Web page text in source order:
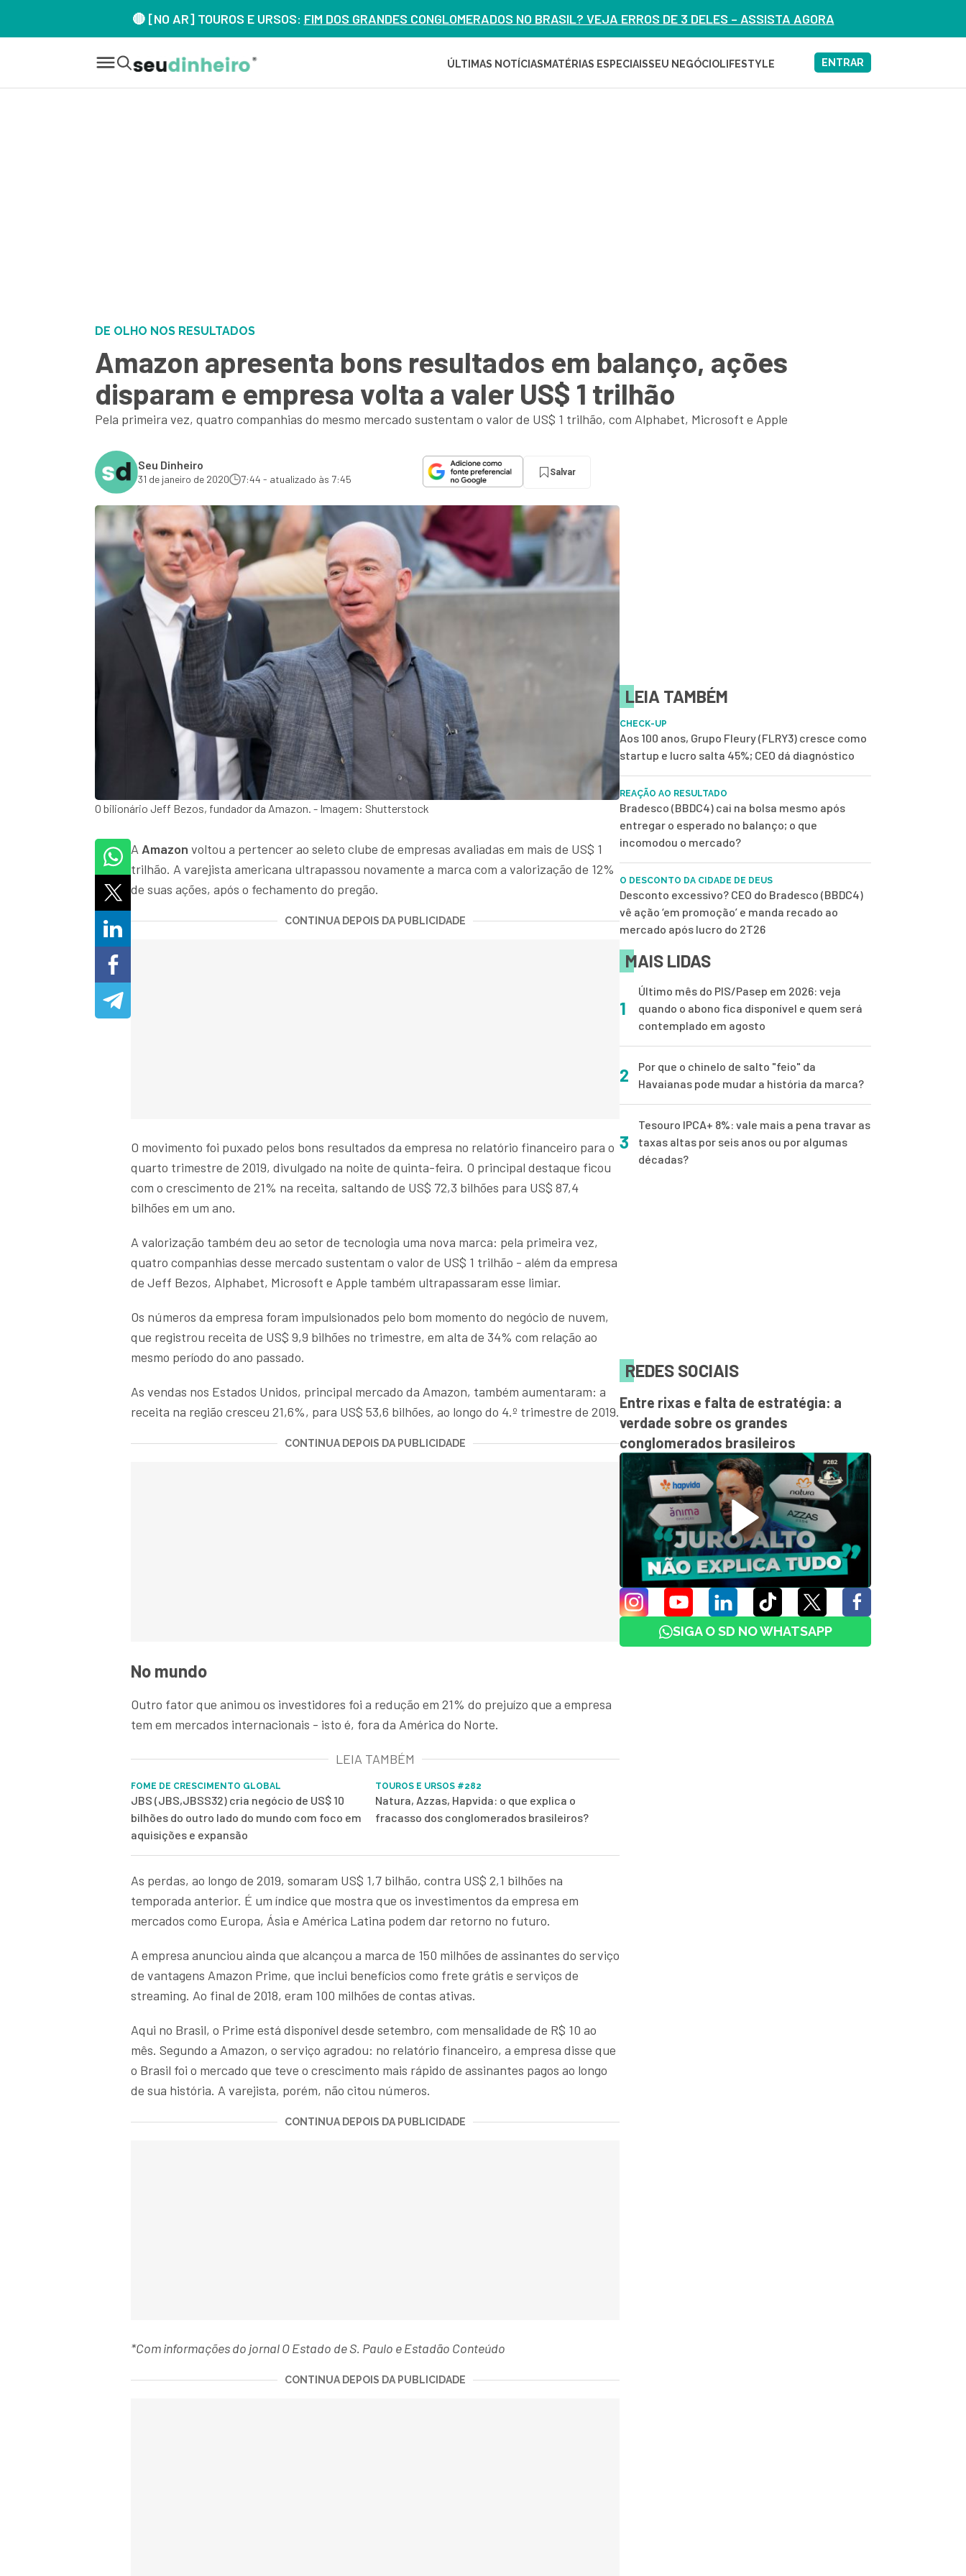
🔴 [NO AR] TOUROS E URSOS: FIM DOS GRANDES CONGLOMERADOS NO BRASIL? VEJA ERROS DE 3 DELES – ASSISTA AGORA
ÚLTIMAS NOTÍCIAS MATÉRIAS ESPECIAISSEU NEGÓCIOLIFESTYLE ENTRAR
DE OLHO NOS RESULTADOS
Amazon apresenta bons resultados em balanço, ações
disparam e empresa volta a valer US$ 1 trilhão
Pela primeira vez, quatro companhias do mesmo mercado sustentam o valor de US$ 1 trilhão, com Alphabet, Microsoft e Apple
Seu Dinheiro
31 de janeiro de 2020 7:44 - atualizado às 7:45
Salvar
O bilionário Jeff Bezos, fundador da Amazon. - Imagem: Shutterstock
AAmazon voltou a pertencer ao seleto clube de empresas avaliadas em mais de US$ 1
trilhão. A varejista americana ultrapassou novamente a marca com a valorização de 12%
de suas ações, após o fechamento do pregão.
CONTINUA DEPOIS DA PUBLICIDADE
O movimento foi puxado pelos bons resultados da empresa no relatório financeiro para o
quarto trimestre de 2019, divulgado na noite de quinta-feira. O principal destaque ficou
com o crescimento de 21% na receita, saltando de US$ 72,3 bilhões para US$ 87,4
bilhões em um ano.
A valorização também deu ao setor de tecnologia uma nova marca: pela primeira vez,
quatro companhias desse mercado sustentam o valor de US$ 1 trilhão - além da empresa
de Jeff Bezos, Alphabet, Microsoft e Apple também ultrapassaram esse limiar.
Os números da empresa foram impulsionados pelo bom momento do negócio de nuvem,
que registrou receita de US$ 9,9 bilhões no trimestre, em alta de 34% com relação ao
mesmo período do ano passado.
As vendas nos Estados Unidos, principal mercado da Amazon, também aumentaram: a
receita na região cresceu 21,6%, para US$ 53,6 bilhões, ao longo do 4.º trimestre de 2019.
CONTINUA DEPOIS DA PUBLICIDADE
No mundo
Outro fator que animou os investidores foi a redução em 21% do prejuízo que a empresa
tem em mercados internacionais - isto é, fora da América do Norte.
LEIA TAMBÉM
FOME DE CRESCIMENTO GLOBAL
JBS (JBS,JBSS32) cria negócio de US$ 10
bilhões do outro lado do mundo com foco em
aquisições e expansão
TOUROS E URSOS #282
Natura, Azzas, Hapvida: o que explica o
fracasso dos conglomerados brasileiros?
As perdas, ao longo de 2019, somaram US$ 1,7 bilhão, contra US$ 2,1 bilhões na
temporada anterior. É um índice que mostra que os investimentos da empresa em
mercados como Europa, Ásia e América Latina podem dar retorno no futuro.
A empresa anunciou ainda que alcançou a marca de 150 milhões de assinantes do serviço
de vantagens Amazon Prime, que inclui benefícios como frete grátis e serviços de
streaming. Ao final de 2018, eram 100 milhões de contas ativas.
Aqui no Brasil, o Prime está disponível desde setembro, com mensalidade de R$ 10 ao
mês. Segundo a Amazon, o serviço agradou: no relatório financeiro, a empresa disse que
o Brasil foi o mercado que teve o crescimento mais rápido de assinantes pagos ao longo
de sua história. A varejista, porém, não citou números.
CONTINUA DEPOIS DA PUBLICIDADE
*Com informações do jornal O Estado de S. Paulo e Estadão Conteúdo
CONTINUA DEPOIS DA PUBLICIDADE
LEIA TAMBÉM
CHECK-UP
Aos 100 anos, Grupo Fleury (FLRY3) cresce como
startup e lucro salta 45%; CEO dá diagnóstico
REAÇÃO AO RESULTADO
Bradesco (BBDC4) cai na bolsa mesmo após
entregar o esperado no balanço; o que
incomodou o mercado?
O DESCONTO DA CIDADE DE DEUS
Desconto excessivo? CEO do Bradesco (BBDC4)
vê ação ‘em promoção’ e manda recado ao
mercado após lucro do 2T26
MAIS LIDAS
1
Último mês do PIS/Pasep em 2026: veja
quando o abono fica disponível e quem será
contemplado em agosto
2
Por que o chinelo de salto "feio" da
Havaianas pode mudar a história da marca?
3
Tesouro IPCA+ 8%: vale mais a pena travar as
taxas altas por seis anos ou por algumas
décadas?
REDES SOCIAIS
Entre rixas e falta de estratégia: a
verdade sobre os grandes
conglomerados brasileiros
SIGA O SD NO WHATSAPP